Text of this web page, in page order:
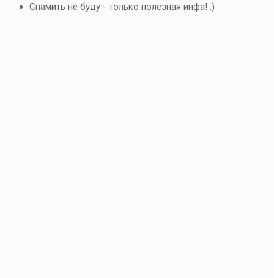
Спамить не буду - только полезная инфа! :)